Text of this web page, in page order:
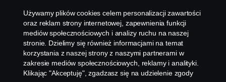
Scania in Your Region: Poland
Używamy plików cookies celem personalizacji zawartości
oraz reklam strony internetowej, zapewnienia funkcji
mediów społecznościowych i analizy ruchu na naszej
stronie. Dzielimy się również informacjami na temat
korzystania z naszej strony z naszymi partnerami w
zakresie mediów społecznościowych, reklamy i analityki.
Klikając "Akceptuję", zgadzasz się na udzielenie zgody